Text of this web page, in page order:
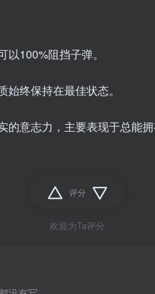
100%阻挡子弹。
终保持在最佳状态。
的意志力，主要表现于总能
评分
欢迎为Ta评分